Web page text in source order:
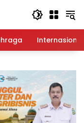
Internasional